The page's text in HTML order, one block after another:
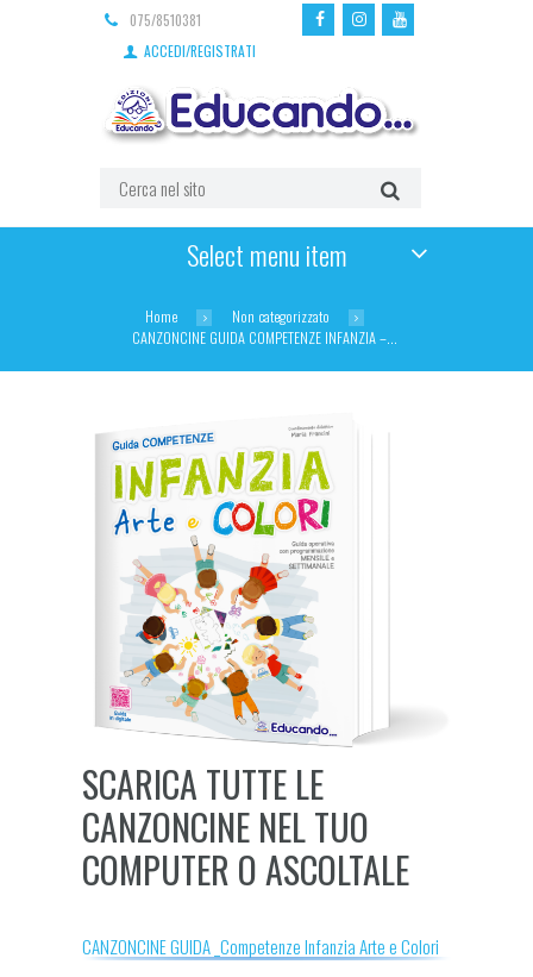
075/8510381
ACCEDI/REGISTRATI
Select menu item
Home
Non categorizzato
CANZONCINE GUIDA COMPETENZE INFANZIA –...
SCARICA TUTTE LE
CANZONCINE NEL TUO
COMPUTER O ASCOLTALE
CANZONCINE GUIDA _Competenze Infanzia Arte e Colori